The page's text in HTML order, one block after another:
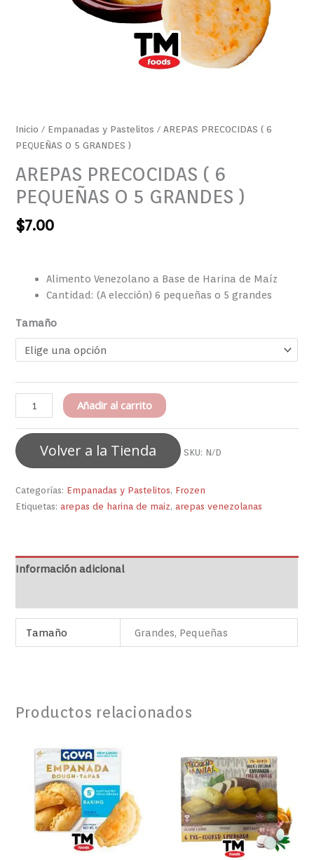
Inicio / Empanadas y Pastelitos / AREPAS PRECOCIDAS ( 6
PEQUEÑAS O 5 GRANDES )
AREPAS PRECOCIDAS ( 6
PEQUEÑAS O 5 GRANDES )
$7.00
Alimento Venezolano a Base de Harina de Maíz
Cantidad: (A elección) 6 pequeñas o 5 grandes
Tamaño
Añadir al carrito
Volver a la Tienda SKU: N/D
Categorías: Empanadas y Pastelitos, Frozen
Etiquetas:arepas de harina de maiz,arepas venezolanas
Información adicional
Tamaño Grandes, Pequeñas
Productos relacionados
(Tapas)
de
Empanadas
Hojaldre
-
Masa
GOYA
de
Yuca
con
Queso
Precocidas
(6
Unidades)